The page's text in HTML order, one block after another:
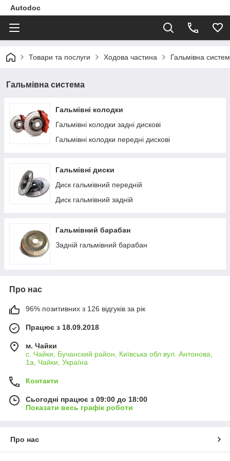
Autodoc
Товари та послуги Ходова частина Гальмівна
Гальмівна система
Гальмівні колодки
Гальмівні колодки задні дискові
Гальмівні колодки передні дискові
Гальмівні диски
Диск гальмівний передній
Диск гальмівний задній
Гальмівний барабан
Задній гальмівний барабан
Про нас
96% позитивних з 126 відгуків за рік
Працює з 18.09.2018
м. Чайки
с. Чайки, Бучанский район, Київська обл вул. Антонова,
1а, Чайки, Україна
Контакти
Сьогодні працює з 09:00 до 18:00
Показати весь графік роботи
Про нас